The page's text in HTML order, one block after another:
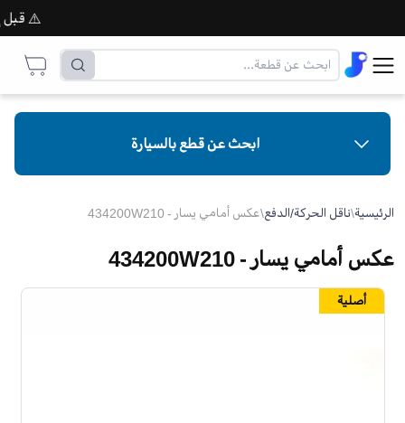
⚠️ قبل
ابحث عن قطع بالسيارة
الرئيسية\ناقل الحركة/الدفع\عكس أمامي يسار - 434200W210
عكس أمامي يسار - 434200W210
أصلية